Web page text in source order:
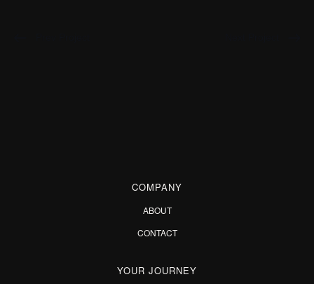
COMPANY
ABOUT
CONTACT
YOUR JOURNEY